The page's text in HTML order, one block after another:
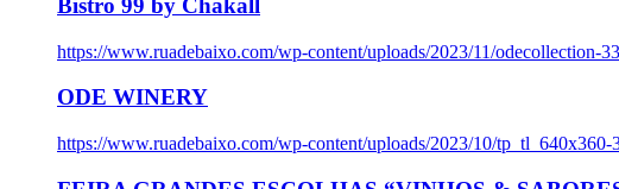
Bistro 99 by Chakall
https://www.ruadebaixo.com/wp-content/uploads/2023/11/odecollection-
ODE WINERY
https://www.ruadebaixo.com/wp-content/uploads/2023/10/tp_tl_640x360-